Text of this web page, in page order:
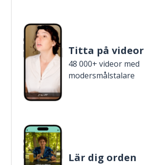
Titta på videor
48 000+ videor med
modersmålstalare
Lär dig orden